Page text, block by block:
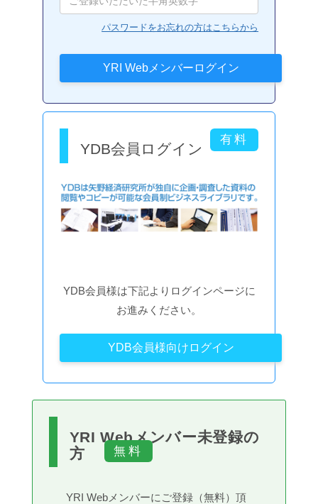
パスワードをお忘れの方はこちらから
YDB会員ログイン
YDB会員様は下記よりログインページに
お進みください。
YDB会員様向けログイン
YRI Webメンバー未登録の
方
YRI Webメンバーにご登録（無料）頂